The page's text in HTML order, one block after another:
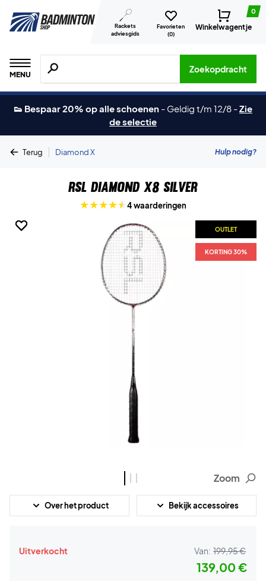
Rackets
adviesgids
Favorieten
(0)
0
Winkelwagentje
MENU
Zoeken naar producten, merken etc.
Zoekopdracht
👟 Bespaar 20% op alle schoenen - Geldig t/m 12/8 -Zie
de selectie
Terug | Diamond X Hulp nodig?
RSL Diamond X8 Silver
4 waarderingen
OUTLET
KORTING 30%
OUTLET
KORTING 30%
OUTLET
KORTING 30%
Zoom
Over het product Bekijk accessoires
Uitverkocht Van: 199,95 €
139,00 €